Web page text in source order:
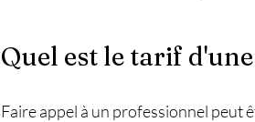
Quel est le tarif
Faire appel à un professionnel peut